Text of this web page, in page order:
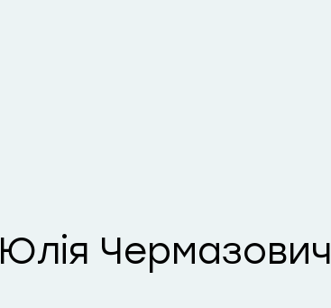
Юлія Чермазович